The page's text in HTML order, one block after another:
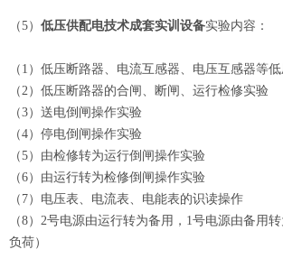
（5） 低压供配电技术成套实训设备实验内容：
（1）低压断路器、电流互感器、电压互感器等
（2）低压断路器的合闸、断闸、运行检修实验
（3）送电倒闸操作实验
（4）停电倒闸操作实验
（5）由检修转为运行倒闸操作实验
（6）由运行转为检修倒闸操作实验
（7）电压表、电流表、电能表的识读操作
（8）2号电源由运行转为备用，1号电源由备用
负荷）